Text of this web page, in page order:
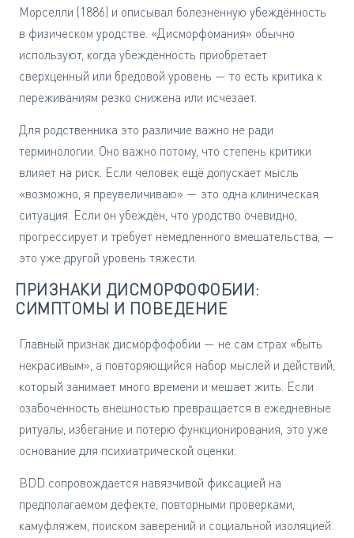
Морселли (1886) и описывал болезненную убеждённость
в физическом уродстве. «Дисморфомания» обычно
используют, когда убеждённость приобретает
сверхценный или бредовой уровень — то есть критика к
переживаниям резко снижена или исчезает.
Для родственника это различие важно не ради
терминологии. Оно важно потому, что степень критики
влияет на риск. Если человек ещё допускает мысль
«возможно, я преувеличиваю» — это одна клиническая
ситуация. Если он убеждён, что уродство очевидно,
прогрессирует и требует немедленного вмешательства, —
это уже другой уровень тяжести.
ПРИЗНАКИ ДИСМОРФОФОБИИ:
СИМПТОМЫ И ПОВЕДЕНИЕ
Главный признак дисморфофобии — не сам страх «быть
некрасивым», а повторяющийся набор мыслей и действий,
который занимает много времени и мешает жить. Если
озабоченность внешностью превращается в ежедневные
ритуалы, избегание и потерю функционирования, это уже
основание для психиатрической оценки.
BDD сопровождается навязчивой фиксацией на
предполагаемом дефекте, повторными проверками,
камуфляжем, поиском заверений и социальной изоляцией.